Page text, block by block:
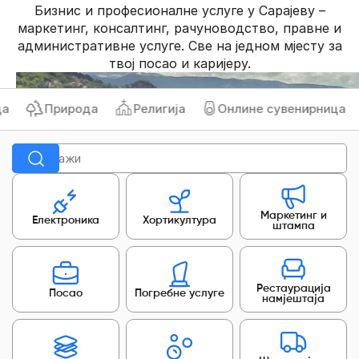
Бизнис и професионалне услуге у Сарајеву –
маркетинг, консалтинг, рачуноводство, правне и
административне услуге. Све на једном мјесту за
твој посао и каријеру.
Природа Религија Онлине сувенирница
Електроника Хортикултура
Маркетинг и
штампа
Посао Погребне услуге
Рестаурација
намјештаја